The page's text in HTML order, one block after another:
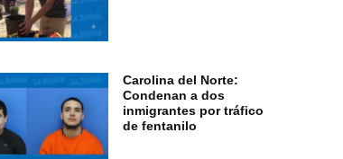
Carolina del Norte:
Condenan a dos
inmigrantes por tráfico
de fentanilo